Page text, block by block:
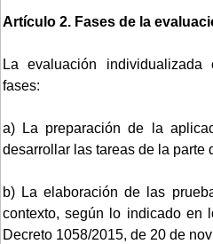
Artículo 2. Fases de la
La evaluación individualizada
fases:
a) La preparación de la
desarrollar las tareas de la parte
b) La elaboración de las
contexto, según lo indicado en
Decreto 1058/2015, de 20 de